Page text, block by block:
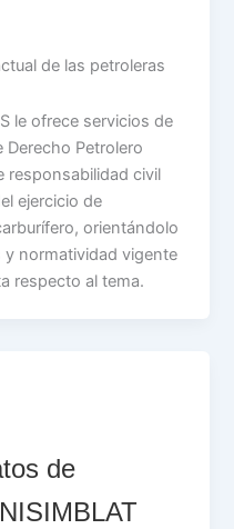
de las petroleras
le ofrece servicios de
Derecho Petrolero
responsabilidad civil
ejercicio de
orientándolo
normatividad vigente
respecto al tema.
de